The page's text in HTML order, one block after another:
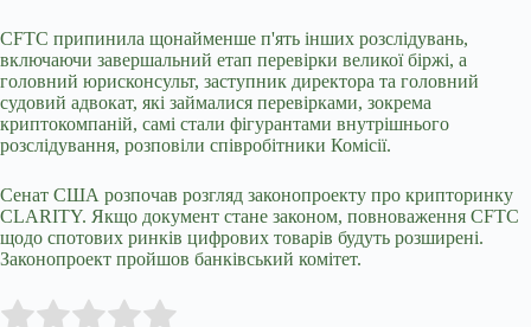
CFTC припинила щонайменше п'ять інших розслідувань,
включаючи завершальний етап перевірки великої біржі, а
головний юрисконсульт, заступник директора та головний
судовий адвокат, які займалися перевірками, зокрема
криптокомпаній, самі стали фігурантами внутрішнього
розслідування, розповіли співробітники Комісії.
Сенат США розпочав розгляд законопроекту про крипторинку
CLARITY. Якщо документ стане законом, повноваження CFTC
щодо спотових ринків цифрових товарів будуть розширені.
Законопроект пройшов банківський комітет.
Rate this item: